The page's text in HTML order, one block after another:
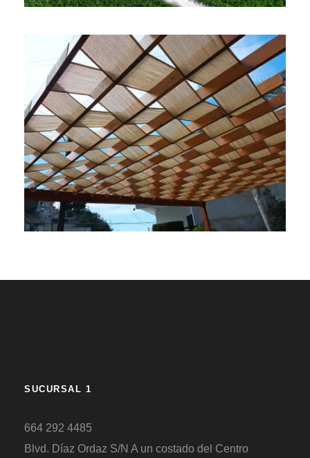
SUCURSAL 1
664 292 4485
Blvd. Díaz Ordaz S/N A un costado del Centro